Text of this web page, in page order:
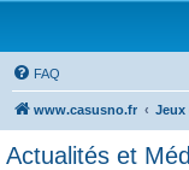
FAQ
www.casusno.fr Jeux
Actualités et